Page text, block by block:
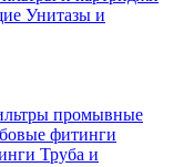
Унитазы и
промывные
фитинги
Труба и